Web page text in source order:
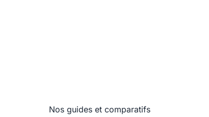
Nos guides et comparatifs